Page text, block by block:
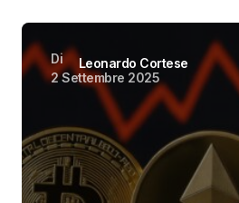
Di
Leonardo Cortese
2 Settembre 2025